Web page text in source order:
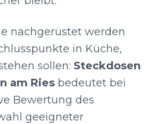
nachgerüstet werden
in Küche,
sollen: Steckdosen
am Ries bedeutet bei
Bewertung des
geeigneter